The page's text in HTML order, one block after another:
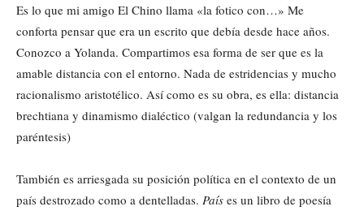
Es lo que mi amigo El Chino llama «la fotico con…» Me
conforta pensar que era un escrito que debía desde hace años.
Conozco a Yolanda. Compartimos esa forma de ser que es la
amable distancia con el entorno. Nada de estridencias y mucho
racionalismo aristotélico. Así como es su obra, es ella: distancia
brechtiana y dinamismo dialéctico (valgan la redundancia y los
paréntesis)
También es arriesgada su posición política en el contexto de un
país destrozado como a dentelladas. País es un libro de poesía